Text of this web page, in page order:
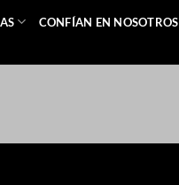
CONFÍAN EN NOSOTROS